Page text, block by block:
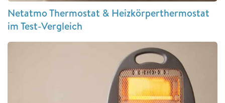
Netatmo Thermostat & Heizkörperthermostat
im Test-Vergleich